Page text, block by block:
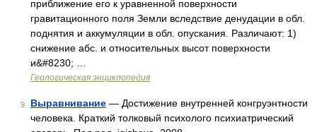
приближение его к уравненной поверхности
гравитационного поля Земли вследствие денудации в обл.
поднятия и аккумуляции в обл. опускания. Различают: 1)
снижение абс. и относительных высот поверхности
и&#8230; …
Геологическая энциклопедия
9 Выравнивание — Достижение внутренней конгруэнтности
человека. Краткий толковый психолого психиатрический